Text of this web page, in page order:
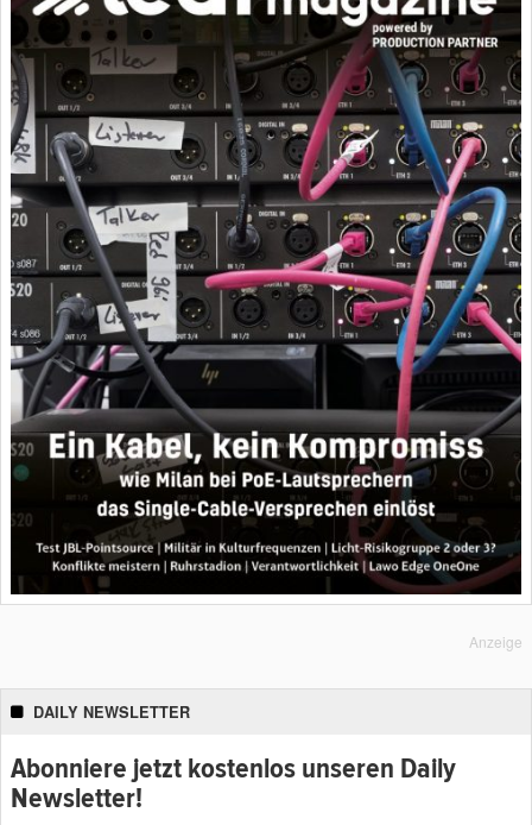
Anzeige
DAILY NEWSLETTER
Abonniere jetzt kostenlos unseren Daily
Newsletter!